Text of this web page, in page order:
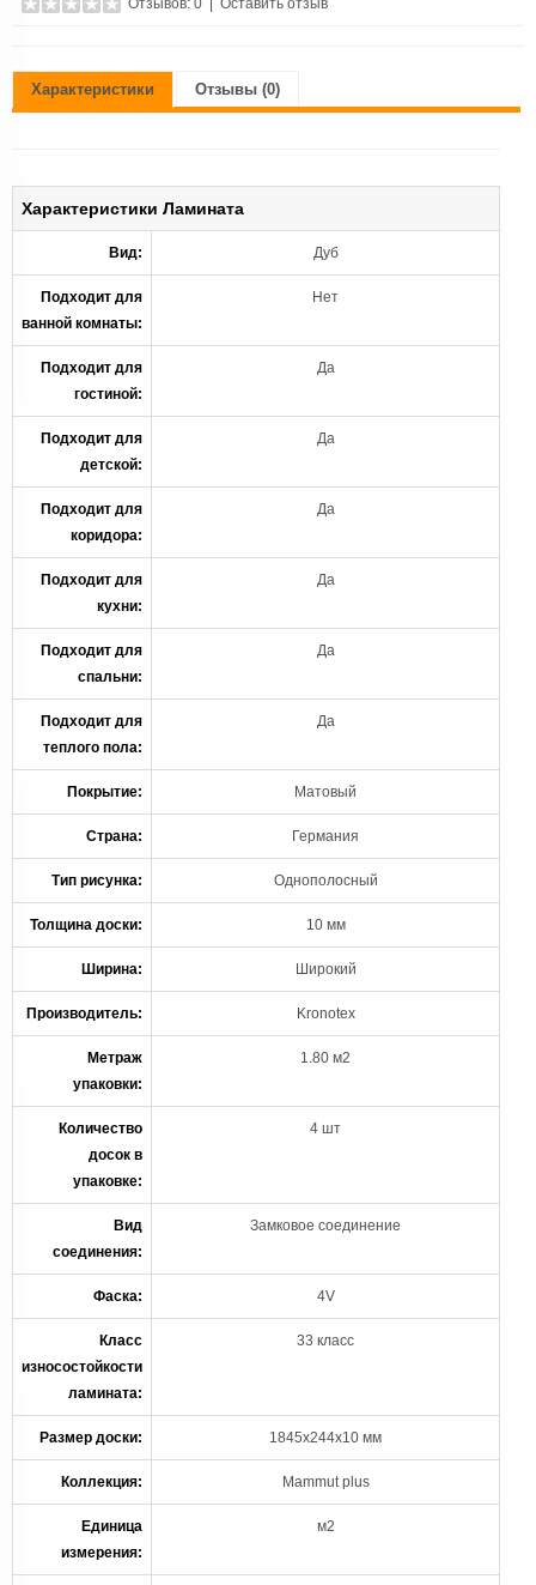
Отзывов: 0 Оставить отзыв
Характеристики Отзывы (0)
Характеристики Ламината
Вид: Дуб
Подходит для
ванной комнаты:
Нет
Подходит для
гостиной:
Да
Подходит для
детской:
Да
Подходит для
коридора:
Да
Подходит для
кухни:
Да
Подходит для
спальни:
Да
Подходит для
теплого пола:
Да
Покрытие: Матовый
Страна: Германия
Тип рисунка: Однополосный
Толщина доски: 10 мм
Ширина: Широкий
Производитель: Kronotex
Метраж
упаковки:
1.80 м2
Количество
досок в
упаковке:
4 шт
Вид
соединения:
Замковое соединение
Фаска: 4V
Класс
износостойкости
ламината:
33 класс
Размер доски: 1845х244х10 мм
Коллекция: Mammut plus
Единица
измерения:
м2